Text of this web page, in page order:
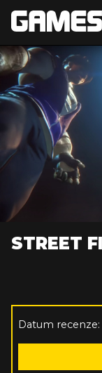
STREET
Datum recenze: